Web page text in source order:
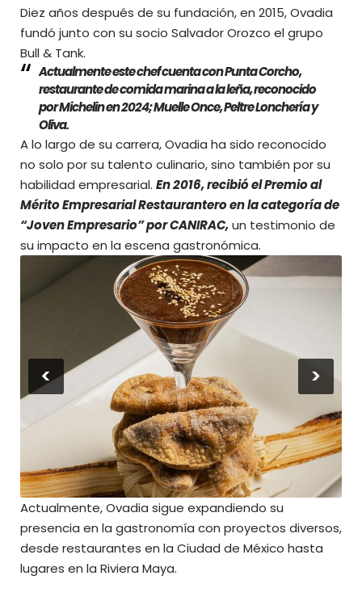
Diez años después de su fundación, en 2015, Ovadia
fundó junto con su socio Salvador Orozco el grupo
Bull & Tank.
Actualmente este chef cuenta con Punta Corcho,
restaurante de comida marina a la leña, reconocido
por Michelin en 2024; Muelle Once, Peltre Lonchería y
Oliva.
A lo largo de su carrera, Ovadia ha sido reconocido
no solo por su talento culinario, sino también por su
habilidad empresarial. En 2016, recibió el Premio al
Mérito Empresarial Restaurantero en la categoría de
“Joven Empresario” por CANIRAC,un testimonio de
su impacto en la escena gastronómica.
< >
Actualmente, Ovadia sigue expandiendo su
presencia en la gastronomía con proyectos diversos,
desde restaurantes en la Ciudad de México hasta
lugares en la Riviera Maya.